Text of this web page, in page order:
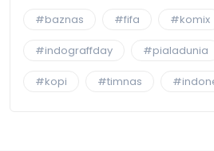
#baznas #fifa #komix
#indograffday #pialadunia
#kopi #timnas